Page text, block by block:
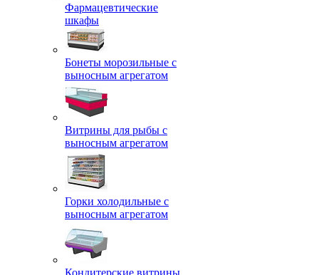
Фармацевтические
шкафы
Бонеты морозильные с
выносным агрегатом
Витрины для рыбы с
выносным агрегатом
Горки холодильные с
выносным агрегатом
Кондитерские витрины